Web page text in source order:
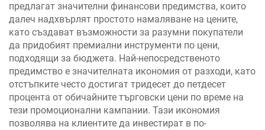
предлагат значителни финансови предимства, които
далеч надхвърлят простото намаляване на цените,
като създават възможности за разумни покупатели
да придобият премиални инструменти по цени,
подходящи за бюджета. Най-непосредственото
предимство е значителната икономия от разходи, като
отстъпките често достигат тридесет до петдесет
процента от обичайните търговски цени по време на
тези промоционални кампании. Тази икономия
позволява на клиентите да инвестират в по-